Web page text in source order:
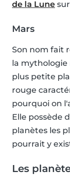
de la Lune
Mars
Son nom fait
la mythologie
plus petite
rouge
pourquoi on
Elle possède
planètes les
pourrait y
Les